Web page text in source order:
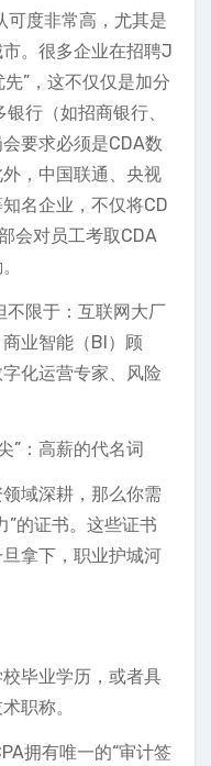
可度非常高，尤其是
。很多企业在招聘J
”，这不仅仅是加分
行（如招商银行、
要求必须是CDA数
，中国联通、央视
名企业，不仅将CD
会对员工考取CDA
不限于：互联网大厂
业智能（BI）顾
化运营专家、风险
”：高薪的代名词
域深耕，那么你需
”的证书。这些证书
拿下，职业护城河
毕业学历，或者具
职称。
拥有唯一的“审计签